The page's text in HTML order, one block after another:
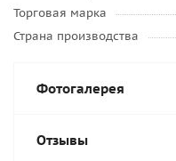
Торговая марка
Страна производства
Фотогалерея
Отзывы